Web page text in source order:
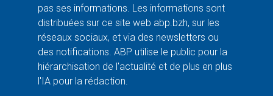
pas ses informations. Les informations sont
distribuées sur ce site web abp.bzh, sur les
réseaux sociaux, et via des newsletters ou
des notifications. ABP utilise le public pour la
hiérarchisation de l'actualité et de plus en plus
l'IA pour la rédaction.